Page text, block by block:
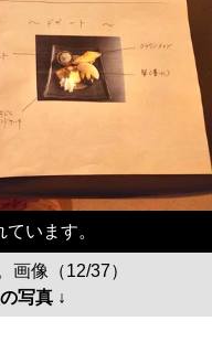
います。
画像（12/37）
写真 ↓